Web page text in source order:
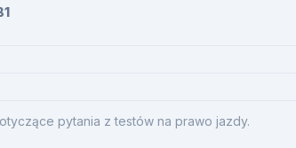
pytania z testów na prawo jazdy.